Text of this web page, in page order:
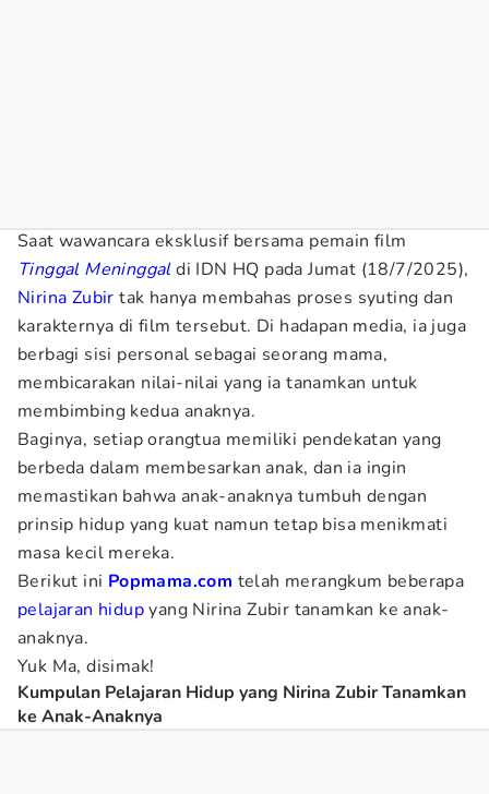
Saat wawancara eksklusif bersama pemain film
Tinggal Meninggaldi IDN HQ pada Jumat (18/7/2025),
Nirina Zubir tak hanya membahas proses syuting dan
karakternya di film tersebut. Di hadapan media, ia juga
berbagi sisi personal sebagai seorang mama,
membicarakan nilai-nilai yang ia tanamkan untuk
membimbing kedua anaknya.
Baginya, setiap orangtua memiliki pendekatan yang
berbeda dalam membesarkan anak, dan ia ingin
memastikan bahwa anak-anaknya tumbuh dengan
prinsip hidup yang kuat namun tetap bisa menikmati
masa kecil mereka.
Berikut ini Popmama.com telah merangkum beberapa
pelajaran hidupyang Nirina Zubir tanamkan ke anak-
anaknya.
Yuk Ma, disimak!
Kumpulan Pelajaran Hidup yang Nirina Zubir Tanamkan
ke Anak-Anaknya